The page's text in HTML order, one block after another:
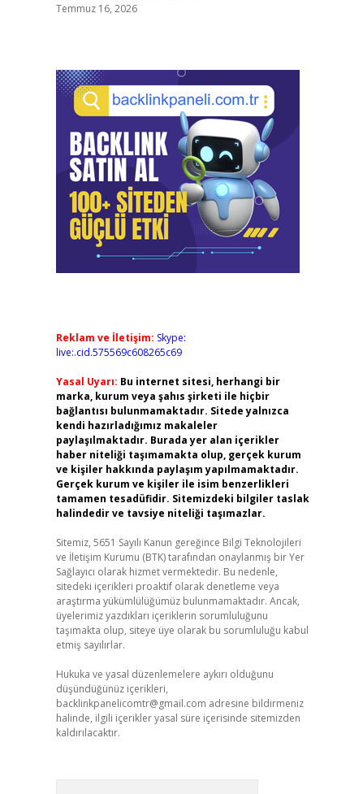
Temmuz 16, 2026
Reklam ve İletişim: Skype:
live:.cid.575569c608265c69
Yasal Uyarı: Bu internet sitesi, herhangi bir
marka, kurum veya şahıs şirketi ile hiçbir
bağlantısı bulunmamaktadır. Sitede yalnızca
kendi hazırladığımız makaleler
paylaşılmaktadır. Burada yer alan içerikler
haber niteliği taşımamakta olup, gerçek kurum
ve kişiler hakkında paylaşım yapılmamaktadır.
Gerçek kurum ve kişiler ile isim benzerlikleri
tamamen tesadüfidir. Sitemizdeki bilgiler taslak
halindedir ve tavsiye niteliği taşımazlar.
Sitemiz, 5651 Sayılı Kanun gereğince Bilgi Teknolojileri
ve İletişim Kurumu (BTK) tarafından onaylanmış bir Yer
Sağlayıcı olarak hizmet vermektedir. Bu nedenle,
sitedeki içerikleri proaktif olarak denetleme veya
araştırma yükümlülüğümüz bulunmamaktadır. Ancak,
üyelerimiz yazdıkları içeriklerin sorumluluğunu
taşımakta olup, siteye üye olarak bu sorumluluğu kabul
etmiş sayılırlar.
Hukuka ve yasal düzenlemelere aykırı olduğunu
düşündüğünüz içerikleri,
backlinkpanelicomtr@gmail.com adresine bildirmeniz
halinde, ilgili içerikler yasal süre içerisinde sitemizden
kaldırılacaktır.